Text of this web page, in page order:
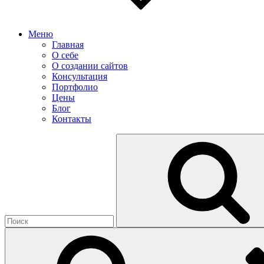
Меню
Главная
О себе
О создании сайтов
Консультация
Портфолио
Цены
Блог
Контакты